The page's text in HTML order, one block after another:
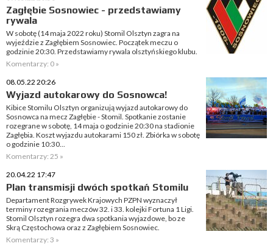
Zagłębie Sosnowiec - przedstawiamy
rywala
W sobotę (14 maja 2022 roku) Stomil Olsztyn zagra na
wyjeździe z Zagłębiem Sosnowiec. Początek meczu o
godzinie 20:30. Przedstawiamy rywala olsztyńskiego klubu.
Komentarzy: 0 »
08.05.22 20:26
Wyjazd autokarowy do Sosnowca!
Kibice Stomilu Olsztyn organizują wyjazd autokarowy do
Sosnowca na mecz Zagłębie - Stomil. Spotkanie zostanie
rozegrane w sobotę, 14 maja o godzinie 20:30 na stadionie
Zagłębia. Koszt wyjazdu autokarami 150 zł. Zbiórka w sobotę
o godzinie 10:30...
Komentarzy: 25 »
20.04.22 17:47
Plan transmisji dwóch spotkań Stomilu
Departament Rozgrywek Krajowych PZPN wyznaczył
terminy rozegrania meczów 32. i 33. kolejki Fortuna 1 Ligi.
Stomil Olsztyn rozegra dwa spotkania wyjazdowe, bo ze
Skrą Częstochowa oraz z Zagłębiem Sosnowiec.
Komentarzy: 3 »